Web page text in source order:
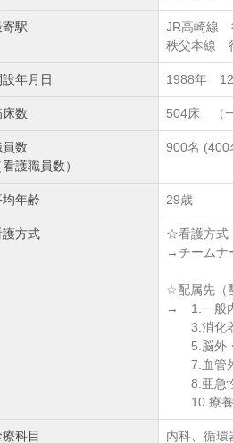
寄駅
JR高崎線
秩父本線
設年月日 1988年
床数 504床 （
員数
看護職員数）
900名 (400
均年齢 29歳
護方式
☆看護方式
→チームナ
☆配属先（
→ 1.一般
3.消化器
5.脳外
7.血管外
8.亜急性
10.療養
科目 内科、循環